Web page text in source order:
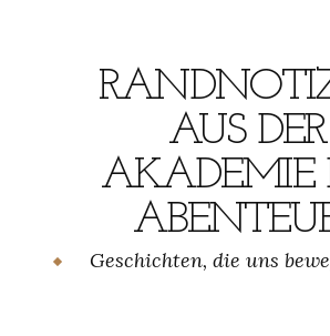
AUS DER
AKADEMIE
Geschichten, die uns